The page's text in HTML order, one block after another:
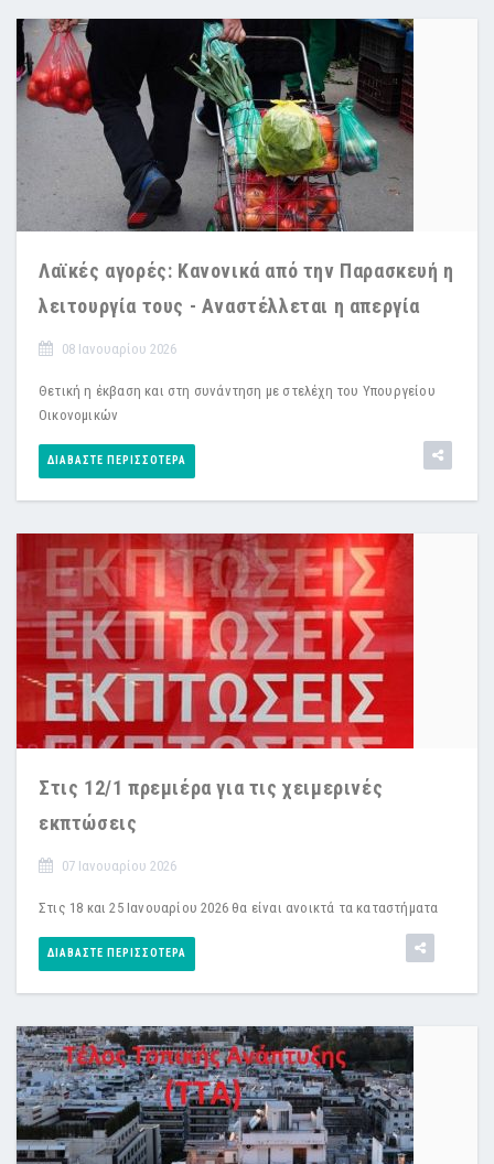
Λαϊκές αγορές: Κανονικά από την Παρασκευή η
λειτουργία τους - Αναστέλλεται η απεργία
08 Ιανουαρίου 2026
Θετική η έκβαση και στη συνάντηση με στελέχη του Υπουργείου
Οικονομικών
ΔΙΑΒΆΣΤΕ ΠΕΡΙΣΣΌΤΕΡΑ
Στις 12/1 πρεμιέρα για τις χειμερινές
εκπτώσεις
07 Ιανουαρίου 2026
Στις 18 και 25 Ιανουαρίου 2026 θα είναι ανοικτά τα καταστήματα
ΔΙΑΒΆΣΤΕ ΠΕΡΙΣΣΌΤΕΡΑ